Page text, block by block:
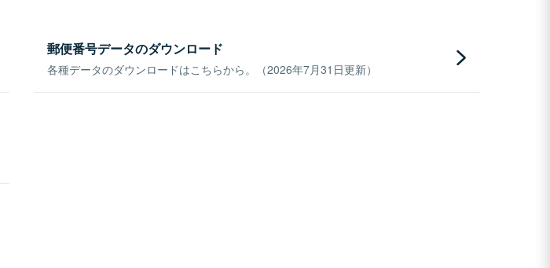
郵便番号データのダウンロード
各種データのダウンロードはこちらから。（2026年7月31日更新）